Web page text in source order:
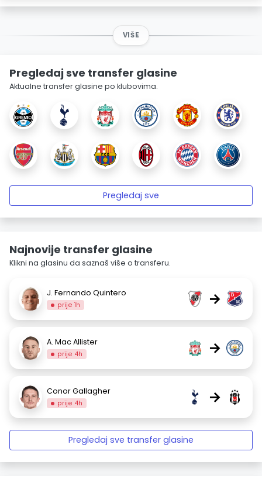
VIŠE
Pregledaj sve transfer glasine
Aktualne transfer glasine po klubovima.
Pregledaj sve
Najnovije transfer glasine
Klikni na glasinu da saznaš više o transferu.
J. Fernando Quintero
prije 1h →
A. Mac Allister
prije 4h →
Conor Gallagher
prije 4h →
Pregledaj sve transfer glasine